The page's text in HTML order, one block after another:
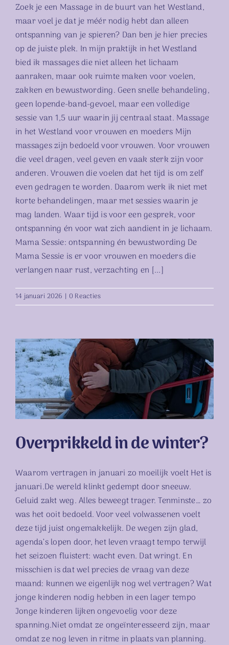
Zoek je een Massage in de buurt van het Westland,
maar voel je dat je méér nodig hebt dan alleen
ontspanning van je spieren? Dan ben je hier precies
op de juiste plek. In mijn praktijk in het Westland
bied ik massages die niet alleen het lichaam
aanraken, maar ook ruimte maken voor voelen,
zakken en bewustwording. Geen snelle behandeling,
geen lopende-band-gevoel, maar een volledige
sessie van 1,5 uur waarin jij centraal staat. Massage
in het Westland voor vrouwen en moeders Mijn
massages zijn bedoeld voor vrouwen. Voor vrouwen
die veel dragen, veel geven en vaak sterk zijn voor
anderen. Vrouwen die voelen dat het tijd is om zelf
even gedragen te worden. Daarom werk ik niet met
korte behandelingen, maar met sessies waarin je
mag landen. Waar tijd is voor een gesprek, voor
ontspanning én voor wat zich aandient in je lichaam.
Mama Sessie: ontspanning én bewustwording De
Mama Sessie is er voor vrouwen en moeders die
verlangen naar rust, verzachting en [...]
14 januari 2026 | 0 Reacties
Overprikkeld in de winter?
Overprikkeld in de winter?
Waarom vertragen in januari zo moeilijk voelt Het is
januari.De wereld klinkt gedempt door sneeuw.
Geluid zakt weg. Alles beweegt trager. Tenminste… zo
was het ooit bedoeld. Voor veel volwassenen voelt
deze tijd juist ongemakkelijk. De wegen zijn glad,
agenda’s lopen door, het leven vraagt tempo terwijl
het seizoen fluistert: wacht even. Dat wringt. En
misschien is dat wel precies de vraag van deze
maand: kunnen we eigenlijk nog wel vertragen? Wat
jonge kinderen nodig hebben in een lager tempo
Jonge kinderen lijken ongevoelig voor deze
spanning.Niet omdat ze ongeïnteresseerd zijn, maar
omdat ze nog leven in ritme in plaats van planning.